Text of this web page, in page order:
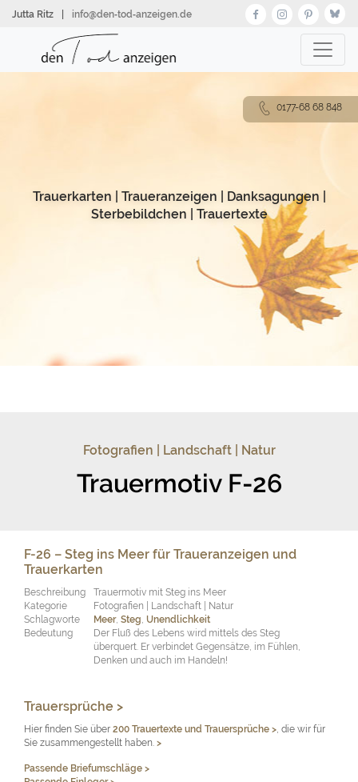
zumJutta Ritz info@den‑tod‑anzeigen.de
Trauerkarten Traueranzeigen Danksagungen
Sterbebildchen
Trauertexte
Fotografien | Landschaft | Natur
Trauermotiv F-26
F-26 – Steg ins Meer für Traueranzeigen und
Trauerkarten
Beschreibung
Trauermotiv mit Steg ins Meer
Kategorie
Fotografien | Landschaft | Natur
Schlagworte
Meer, Steg, Unendlichkeit
Bedeutung
Der Fluß des Lebens wird mittels des Steg
überquert. Er verbindet Gegensätze, im Fühlen,
Denken und auch im Handeln!
Trauersprüche >
Hier finden Sie über 200 Trauertexte und Trauersprüche >, die wir für
Sie zusammengestellt haben. >
Passende Briefumschläge >
0177-68 68 848